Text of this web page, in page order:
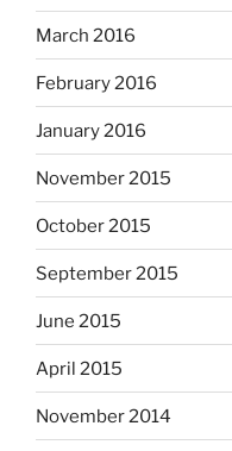
March 2016
February 2016
January 2016
November 2015
October 2015
September 2015
June 2015
April 2015
November 2014